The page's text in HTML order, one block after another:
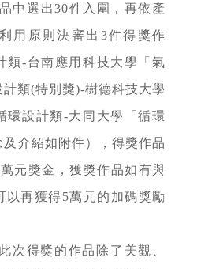
中選出30件入圍，再依產
用原則決審出3件得獎作
類-台南應用科技大學「氣
類(特別獎)-樹德科技大學
環設計類-大同大學「循環
介紹如附件），得獎作品
元獎金，獲獎作品如有與
以再獲得5萬元的加碼獎勵
次得獎的作品除了美觀、